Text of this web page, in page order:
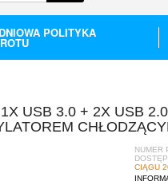
POLITYKA
USB 3.0 + 2X USB
NUMER
CIĄGU